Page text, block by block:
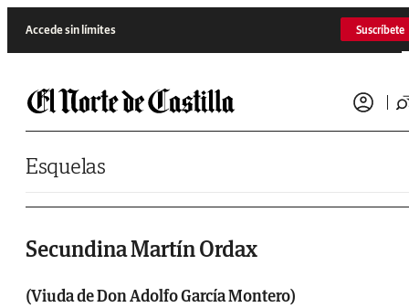
Accede sin límites Suscríbete
Esquelas
Secundina Martín Ordax
(Viuda de Don Adolfo García Montero)